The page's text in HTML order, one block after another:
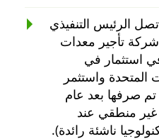
الرئيس التنفيذي
شركة تأجير معدات
استثمار في
المتحدة واستثمر
تم صرفها بعد عام
غير منطقي عند
ناشئة رائدة).